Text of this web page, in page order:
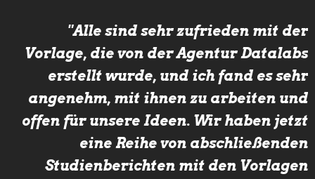
"Alle sind sehr zufrieden mit der
Vorlage, die von der Agentur Datalabs
erstellt wurde, und ich fand es sehr
angenehm, mit ihnen zu arbeiten und
offen für unsere Ideen. Wir haben jetzt
eine Reihe von abschließenden
Studienberichten mit den Vorlagen